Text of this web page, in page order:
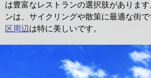
は豊富なレストランの選択肢がありま
ンは、サイクリングや散策に最適な街で
区周辺 は特に美しいです。